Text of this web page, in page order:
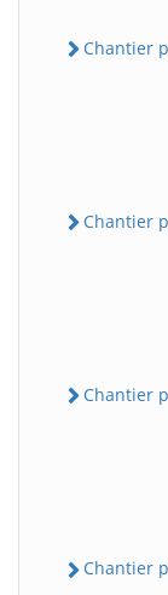
Chantier
Chantier
Chantier
Chantier